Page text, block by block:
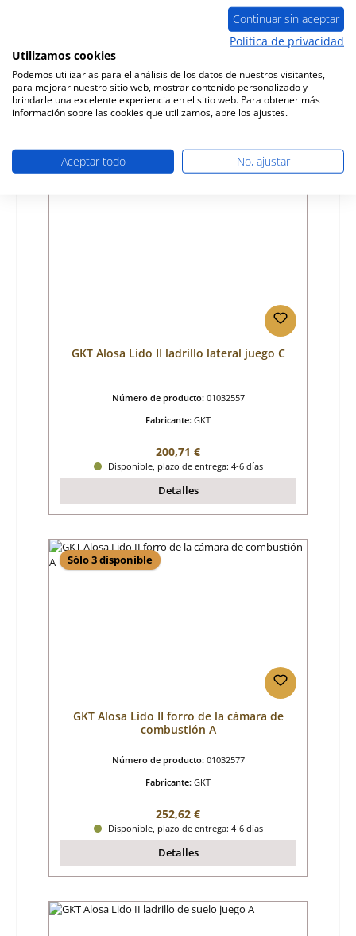
01032498
Precio normal:
80,76 €
Disponible, plazo de entrega: 4-6 días
GKT Alosa Lido II ladrillo lateral juego C
Número de producto: 01032557
Fabricante: GKT
Precio normal:
200,71 €
Disponible, plazo de entrega: 4-6 días
Detalles
Sólo 3 disponible
GKT Alosa Lido II forro de la cámara de
combustión A
Número de producto: 01032577
Fabricante: GKT
Precio normal:
252,62 €
Disponible, plazo de entrega: 4-6 días
Detalles
Continuar sin aceptar
Política de privacidad
Utilizamos cookies
Podemos utilizarlas para el análisis de los datos de nuestros visitantes,
para mejorar nuestro sitio web, mostrar contenido personalizado y
brindarle una excelente experiencia en el sitio web. Para obtener más
información sobre las cookies que utilizamos, abre los ajustes.
Aceptar todo No, ajustar